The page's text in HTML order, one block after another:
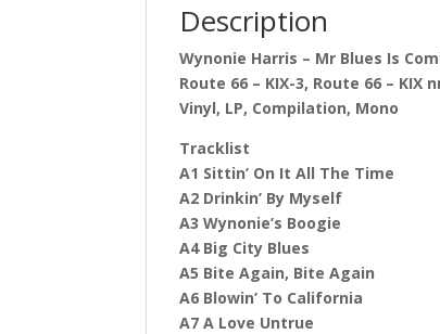
Description
Wynonie Harris ‎– Mr Blues Is
Route 66 ‎– KIX-3, Route 66 ‎– KIX
Vinyl, LP, Compilation, Mono
Tracklist
A1 Sittin’ On It All The Time
A2 Drinkin’ By Myself
A3 Wynonie’s Boogie
A4 Big City Blues
A5 Bite Again, Bite Again
A6 Blowin’ To California
A7 A Love Untrue